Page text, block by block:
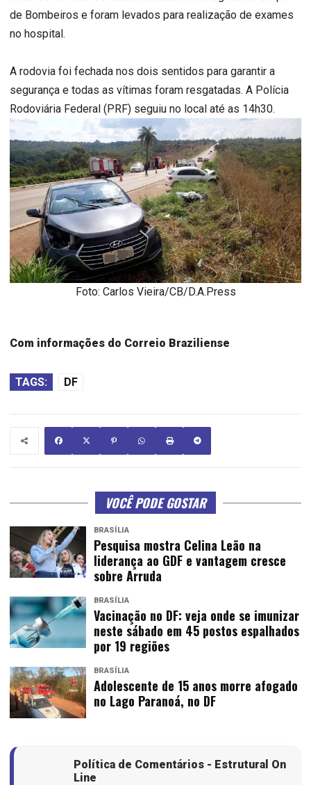
de Bombeiros e foram levados para realização de exames
no hospital.
A rodovia foi fechada nos dois sentidos para garantir a
segurança e todas as vítimas foram resgatadas. A Polícia
Rodoviária Federal (PRF) seguiu no local até as 14h30.
Foto: Carlos Vieira/CB/D.A.Press
Com informações do Correio Braziliense
TAGS: DF
VOCÊ PODE GOSTAR
BRASÍLIA
Pesquisa mostra Celina Leão na
liderança ao GDF e vantagem cresce
sobre Arruda
BRASÍLIA
Vacinação no DF: veja onde se imunizar
neste sábado em 45 postos espalhados
por 19 regiões
BRASÍLIA
Adolescente de 15 anos morre afogado
no Lago Paranoá, no DF
Política de Comentários - Estrutural On
Line